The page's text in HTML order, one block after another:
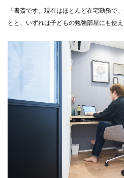
「書斎です。現在はほとんど在宅勤務で
とと、いずれは子どもの勉強部屋にも使